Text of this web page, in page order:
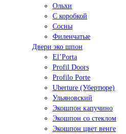
Ольхи
С коробкой
Сосны
Филенчатые
Двери эко шпон
El’Porta
Profil Doors
Profilo Porte
Uberture (Убертюре)
Ульяновский
Экошпон капучино
Экошпон со стеклом
Экошпон цвет венге